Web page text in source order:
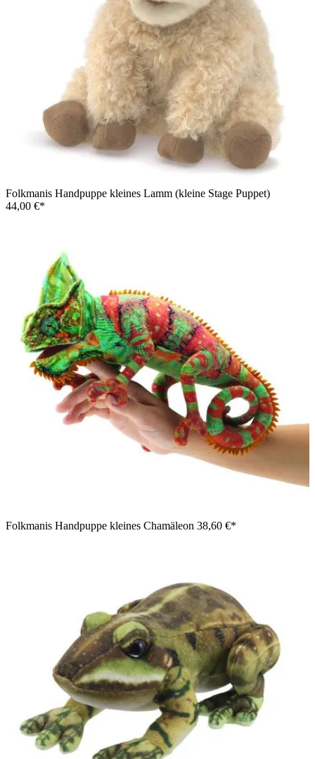
Folkmanis Handpuppe kleines Lamm (kleine Stage Puppet)
44,00 €*
Folkmanis Handpuppe kleines Chamäleon 38,60 €*